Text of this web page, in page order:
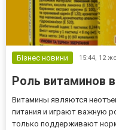
Бізнес новини 15:44, 12
Роль витаминов
Витамины являются
питания и играют важную
только поддерживают